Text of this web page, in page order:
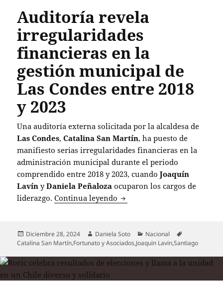
Auditoría revela
irregularidades
financieras en la
gestión municipal de
Las Condes entre 2018
y 2023
Una auditoría externa solicitada por la alcaldesa de
Las Condes,Catalina San Martín, ha puesto de
manifiesto serias irregularidades financieras en la
administración municipal durante el periodo
comprendido entre 2018 y 2023, cuandoJoaquín
Lavín yDaniela Peñaloza ocuparon los cargos de
liderazgo.Continua leyendo Auditoría revela
Publicado
el
Diciembre 28, 2024 Autor
Daniela Soto Categorías
Nacional
Catalina San Martín,Fortunato y Asociados,Joaquin Lavin,Santiago